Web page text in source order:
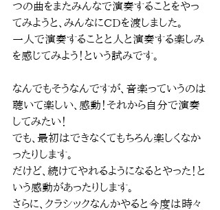
つの曲をまたみんなで演奏することをやっ
てみようと、みんなにCDを渡しました。
一人で演奏することと人と演奏する楽しみ
を感じてみよう！という試みです。
なんでもそうなんですが、音楽っていうのは
聴いて楽しい、感動！それから自分で演奏
してみたい！
でも、最初はできなくてもちろん楽しくなか
ったりします。
だけど、続けてやれるようになるとやった！と
いう感動があったりします。
さらに、クラシックなんかやると今度は時々